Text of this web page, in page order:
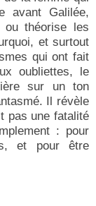
avant Galilée,
ou théorise les
et surtout
qui ont fait
oubliettes, le
sur un ton
Il révèle
pas une fatalité
: pour
et pour être